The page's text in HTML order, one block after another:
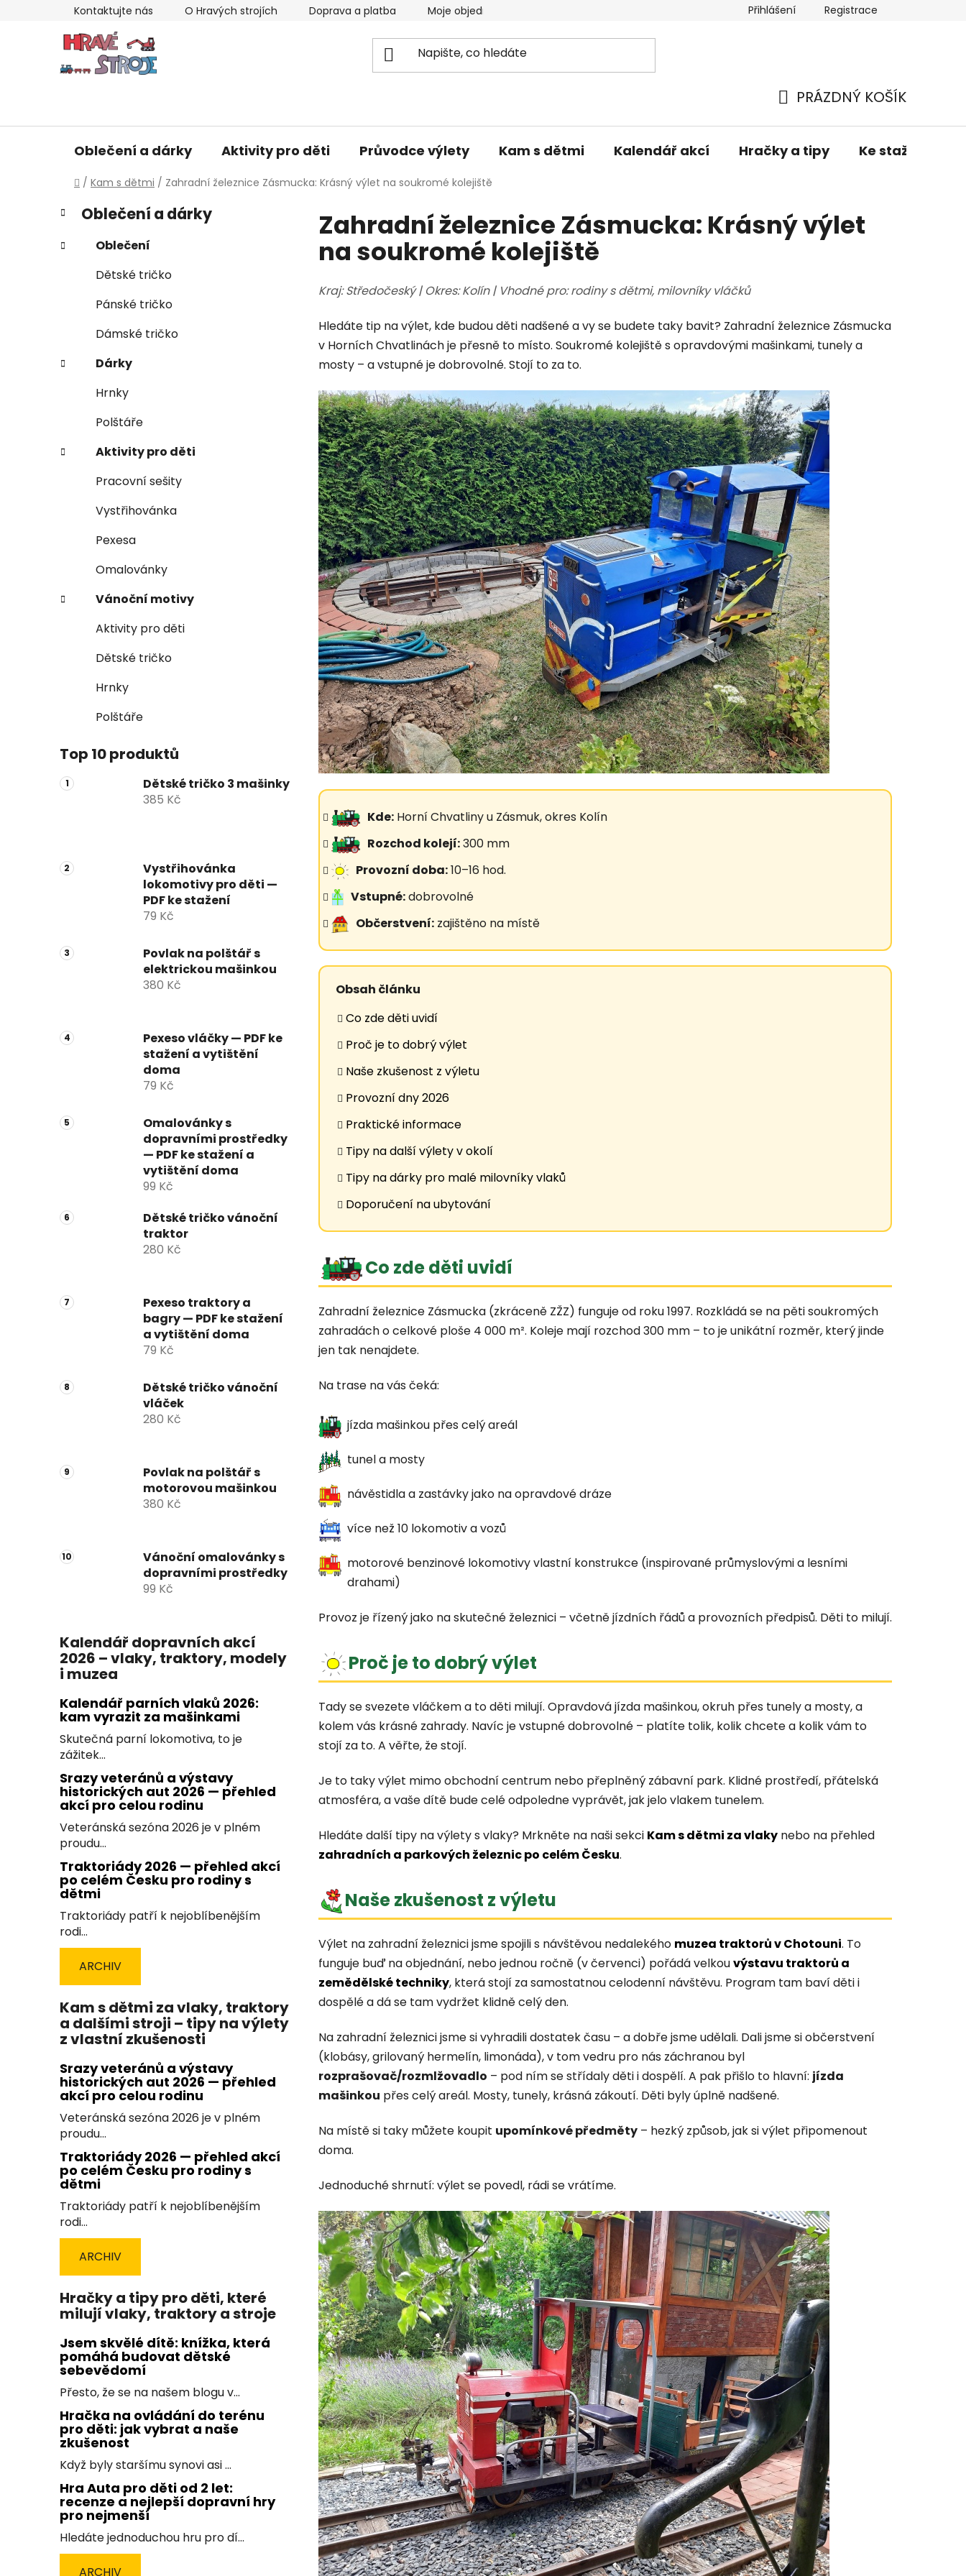
Kontaktujte nás O Hravých strojích Doprava a platba Moje objednávka Obchodní podmínky Podmínky ochrany
Přihlášení Registrace
KOŠÍK
PRÁZDNÝ KOŠÍK
Oblečení a dárky Aktivity pro děti Průvodce výlety Kam s dětmi Kalendář akcí Hračky a tipy Ke stažení
Domů
/ Kam s dětmi / Zahradní železnice Zásmucka: Krásný výlet na soukromé kolejiště
P
o
s
í
p
l
Přeskočit
kategorie
K
a
e
Oblečení a dárky
Oblečení
Dětské tričko
Pánské tričko
Dámské tričko
Dárky
Hrnky
Polštáře
Aktivity pro děti
Pracovní sešity
Vystřihovánka
Pexesa
Omalovánky
Vánoční motivy
Aktivity pro děti
Dětské tričko
Hrnky
Polštáře
Top 10 produktů
Dětské tričko 3 mašinky
385 Kč
Vystřihovánka
lokomotivy pro děti —
PDF ke stažení
79 Kč
Povlak na polštář s
elektrickou mašinkou
380 Kč
Pexeso vláčky — PDF ke
stažení a vytištění
doma
79 Kč
Omalovánky s
dopravními prostředky
— PDF ke stažení a
vytištění doma
99 Kč
Dětské tričko vánoční
traktor
280 Kč
Pexeso traktory a
bagry — PDF ke stažení
a vytištění doma
79 Kč
Dětské tričko vánoční
vláček
280 Kč
Povlak na polštář s
motorovou mašinkou
380 Kč
Vánoční omalovánky s
dopravními prostředky
99 Kč
Kalendář dopravních akcí
2026 – vlaky, traktory, modely
i muzea
Kalendář parních vlaků 2026:
kam vyrazit za mašinkami
Skutečná parní lokomotiva, to je
zážitek...
Srazy veteránů a výstavy
historických aut 2026 — přehled
akcí pro celou rodinu
Veteránská sezóna 2026 je v plném
proudu...
Traktoriády 2026 — přehled akcí
po celém Česku pro rodiny s
dětmi
Traktoriády patří k nejoblíbenějším
rodi...
ARCHIV
Kam s dětmi za vlaky, traktory
a dalšími stroji – tipy na výlety
z vlastní zkušenosti
Srazy veteránů a výstavy
historických aut 2026 — přehled
akcí pro celou rodinu
Veteránská sezóna 2026 je v plném
proudu...
Traktoriády 2026 — přehled akcí
po celém Česku pro rodiny s
dětmi
Traktoriády patří k nejoblíbenějším
rodi...
ARCHIV
Hračky a tipy pro děti, které
milují vlaky, traktory a stroje
Jsem skvělé dítě: knížka, která
pomáhá budovat dětské
sebevědomí
Přesto, že se na našem blogu v...
Hračka na ovládání do terénu
pro děti: jak vybrat a naše
zkušenost
Když byly staršímu synovi asi ...
Hra Auta pro děti od 2 let:
recenze a nejlepší dopravní hry
pro nejmenší
Hledáte jednoduchou hru pro dí...
ARCHIV
Zahradní železnice Zásmucka: Krásný výlet
na soukromé kolejiště
Kraj: Středočeský | Okres: Kolín | Vhodné pro: rodiny s dětmi, milovníky vláčků
Hledáte tip na výlet, kde budou děti nadšené a vy se budete taky bavit? Zahradní železnice Zásmucka
v Horních Chvatlinách je přesně to místo. Soukromé kolejiště s opravdovými mašinkami, tunely a
mosty – a vstupné je dobrovolné. Stojí to za to.
Kde: Horní Chvatliny u Zásmuk, okres Kolín
Rozchod kolejí:300 mm
Provozní doba:10–16 hod.
Vstupné:dobrovolné
Občerstvení:zajištěno na místě
Obsah článku
Co zde děti uvidí
Proč je to dobrý výlet
Naše zkušenost z výletu
Provozní dny 2026
Praktické informace
Tipy na další výlety v okolí
Tipy na dárky pro malé milovníky vlaků
Doporučení na ubytování
Co zde děti uvidí
Zahradní železnice Zásmucka (zkráceně ZŽZ) funguje od roku 1997. Rozkládá se na pěti soukromých
zahradách o celkové ploše 4 000 m². Koleje mají rozchod 300 mm – to je unikátní rozměr, který jinde
jen tak nenajdete.
Na trase na vás čeká:
jízda mašinkou přes celý areál
tunel a mosty
návěstidla a zastávky jako na opravdové dráze
více než 10 lokomotiv a vozů
motorové benzinové lokomotivy vlastní konstrukce (inspirované průmyslovými a lesními
drahami)
Provoz je řízený jako na skutečné železnici – včetně jízdních řádů a provozních předpisů. Děti to milují.
Proč je to dobrý výlet
Tady se svezete vláčkem a to děti milují. Opravdová jízda mašinkou, okruh přes tunely a mosty, a
kolem vás krásné zahrady. Navíc je vstupné dobrovolné – platíte tolik, kolik chcete a kolik vám to
stojí za to. A věřte, že stojí.
Je to taky výlet mimo obchodní centrum nebo přeplněný zábavní park. Klidné prostředí, přátelská
atmosféra, a vaše dítě bude celé odpoledne vyprávět, jak jelo vlakem tunelem.
Hledáte další tipy na výlety s vlaky? Mrkněte na naši sekci Kam s dětmi za vlaky nebo na přehled
zahradních a parkových železnic po celém Česku.
Naše zkušenost z výletu
Výlet na zahradní železnici jsme spojili s návštěvou nedalekého muzea traktorů v Chotouni. To
funguje buď na objednání, nebo jednou ročně (v červenci) pořádá velkouvýstavu traktorů a
zemědělské techniky, která stojí za samostatnou celodenní návštěvu. Program tam baví děti i
dospělé a dá se tam vydržet klidně celý den.
Na zahradní železnici jsme si vyhradili dostatek času – a dobře jsme udělali. Dali jsme si občerstvení
(klobásy, grilovaný hermelín, limonáda), v tom vedru pro nás záchranou byl
rozprašovač/rozmlžovadlo – pod ním se střídaly děti i dospělí. A pak přišlo to hlavní: jízda
mašinkou přes celý areál. Mosty, tunely, krásná zákoutí. Děti byly úplně nadšené.
Na místě si taky můžete koupit upomínkové předměty – hezký způsob, jak si výlet připomenout
doma.
Jednoduché shrnutí: výlet se povedl, rádi se vrátíme.